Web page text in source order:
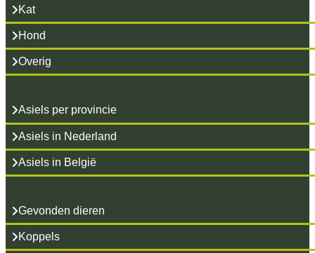
Kat
Hond
Overig
Asiels per provincie
Asiels in Nederland
Asiels in België
Gevonden dieren
Koppels